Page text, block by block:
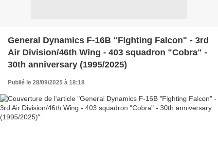
General Dynamics F-16B "Fighting Falcon" - 3rd
Air Division/46th Wing - 403 squadron "Cobra" -
30th anniversary (1995/2025)
Publié le 28/09/2025 à 18:18